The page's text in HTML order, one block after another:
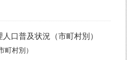
口普及状況（市町村別）
村別）